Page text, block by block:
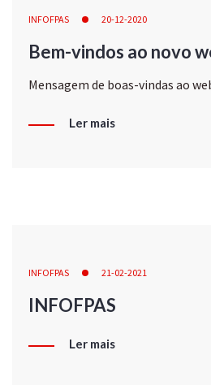
INFOFPAS 20-12-2020
Bem-vindos ao novo
Mensagem de boas-vindas ao
Ler mais
INFOFPAS 21-02-2021
INFOFPAS
Ler mais